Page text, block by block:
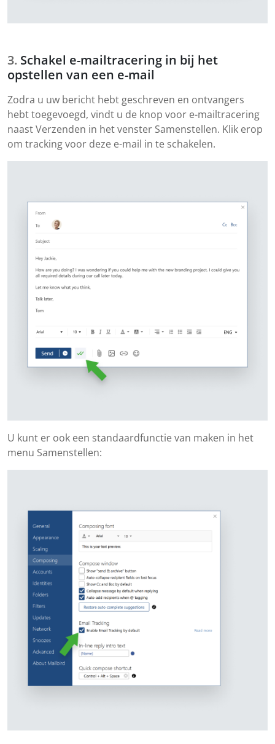
Schakel e-mailtracering in bij het
opstellen van een e-mail
Zodra u uw bericht hebt geschreven en ontvangers
hebt toegevoegd, vindt u de knop voor e-mailtracering
naast Verzenden in het venster Samenstellen. Klik erop
om tracking voor deze e-mail in te schakelen.
U kunt er ook een standaardfunctie van maken in het
menu Samenstellen: